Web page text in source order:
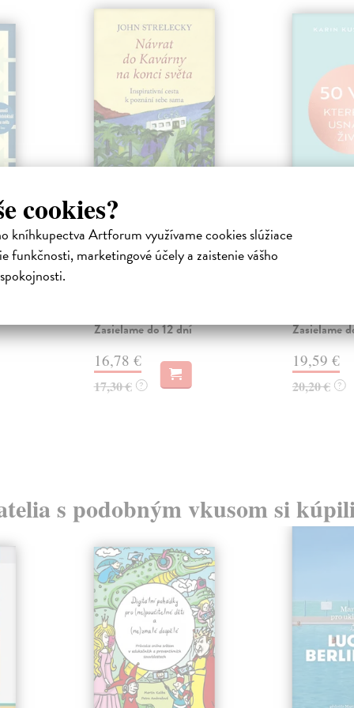
cookies?
kníhkupectva Artforum využívame cookies slúžiace
funkčnosti, marketingové účely a zaistenie vášho
v
Návrat do Kavárny
na konci světa
Strelecky John| Kniha
Vypravěč John býval
Zasielame do 12 dní
16,78 €
17,30 € ?
50
usnadní
Kuschiková
rychle
někdo něco
Zasielame
19,59 €
20,20 € ?
s podobným vkusom si